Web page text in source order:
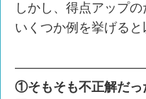
しかし、得点アップ
いくつか例を挙げると
①そもそも不正解だっ